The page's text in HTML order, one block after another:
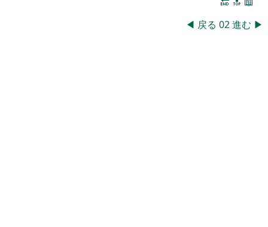
◀ 戻る 02進む ▶